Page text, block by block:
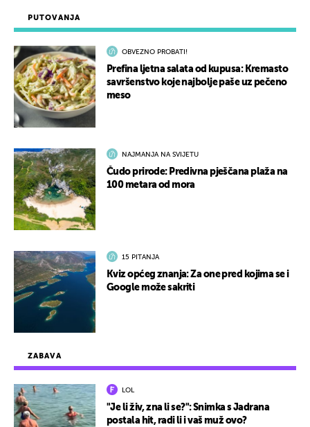
ZABAVA
LOL
"Je li živ, zna li se?": Snimka s Jadrana
postala hit, radi li i vaš muž ovo?
PUTOVANJA
OBVEZNO PROBATI!
Prefina ljetna salata od kupusa: Kremasto
savršenstvo koje najbolje paše uz pečeno
meso
NAJMANJA NA SVIJETU
Čudo prirode: Predivna pješčana plaža na
100 metara od mora
15 PITANJA
Kviz općeg znanja: Za one pred kojima se i
Google može sakriti